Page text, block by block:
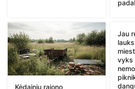
Kėdainių rajono
Jau
vyks